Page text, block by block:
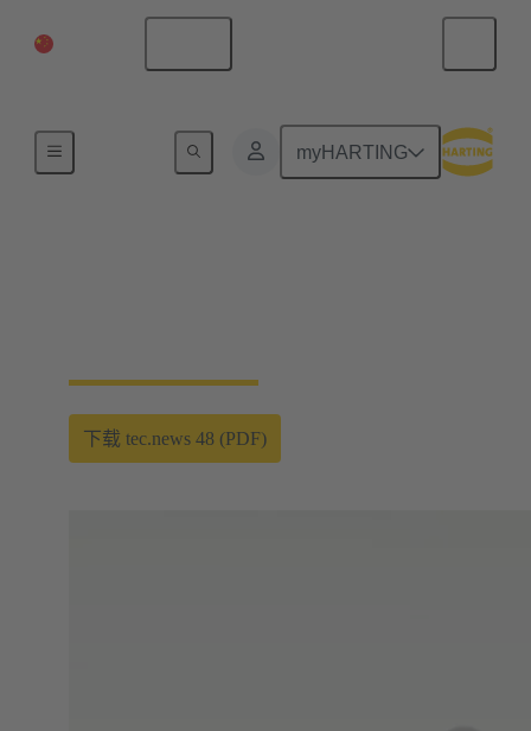
myHARTING
HARTING's Technology Magazine tec.news
下载 tec.news 48 (PDF)